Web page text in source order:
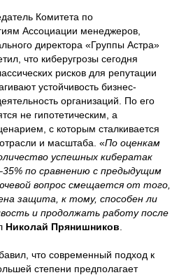
Комитета по
Ассоциации менеджеров,
директора «Группы Астра»
что киберугрозы сегодня
рисков для репутации
устойчивость бизнес-
организаций. По его
не гипотетическим, а
с которым сталкивается
и масштаба. «По оценкам
успешных кибератак
по сравнению с предыдущим
вопрос смещается от того,
защита, к тому, способен ли
и продолжать работу после
Николай Прянишников
что современный подход к
степени предполагает